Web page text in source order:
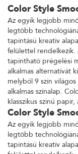
Color Style
Az egyik legjobb
legtöbb
tapintású kreatív
felülettel
tapintható prégelési
alkalmas alternatívát
melyből 9 szín
alkalmas színalap.
klasszikus színű
Color Style
Az egyik legjobb
legtöbb
tapintású kreatív